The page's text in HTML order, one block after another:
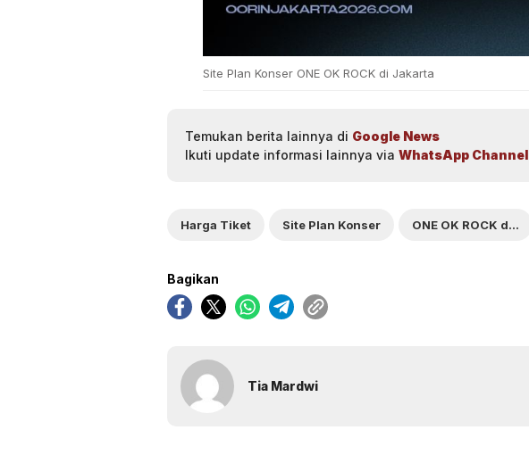
Site Plan Konser ONE OK ROCK di Jakarta
Temukan berita lainnya di Google News
Ikuti update informasi lainnya via WhatsApp Channel
Harga Tiket Site Plan Konser ONE OK ROCK di Jakarta
Bagikan
Tia Mardwi